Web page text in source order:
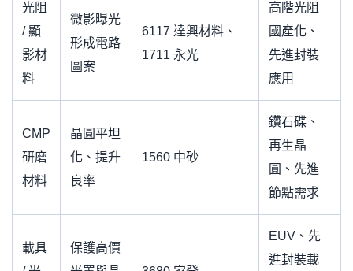
光阻
/ 顯
影材
料
微影曝光
形成電路
圖案
6117 達興材料、
1711 永光
高階光阻
國產化、
先進封裝
應用
CMP
研磨
材料
晶圓平坦
化、提升
良率
1560 中砂
鑽石碟、
再生晶
圓、先進
節點需求
載具
保護高價
EUV、先
進封裝載